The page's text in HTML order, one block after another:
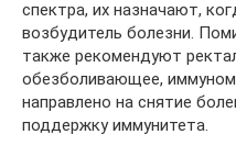
спектра, их назначают,
возбудитель болезни.
также рекомендуют
обезболивающее,
направлено на снятие
поддержку иммунитета.